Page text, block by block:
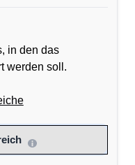
in den das
werden soll.